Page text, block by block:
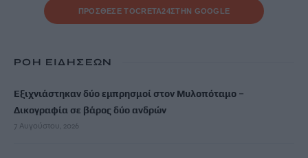
ΠΡΟΣΘΕΣΕ ΤΟCRETA24ΣΤΗΝ GOOGLE
ΡΟΗ ΕΙΔΗΣΕΩΝ
Εξιχνιάστηκαν δύο εμπρησμοί στον Μυλοπόταμο –
Δικογραφία σε βάρος δύο ανδρών
7 Αυγούστου, 2026